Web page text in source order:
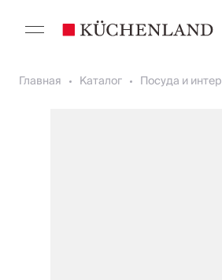
Главная Каталог Посуда и